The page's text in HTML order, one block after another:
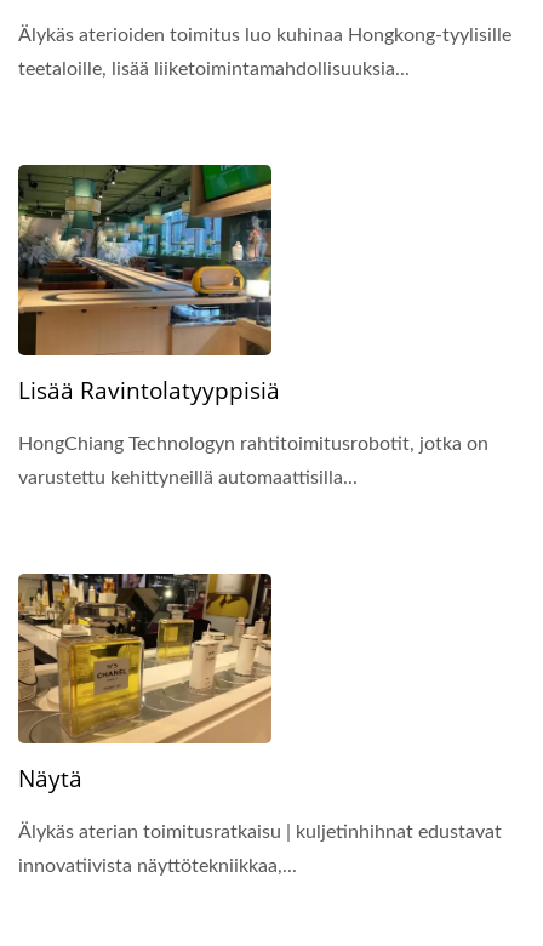
Älykäs aterioiden toimitus luo kuhinaa Hongkong-tyylisille
teetaloille, lisää liiketoimintamahdollisuuksia...
Lisää Ravintolatyyppisiä
HongChiang Technologyn rahtitoimitusrobotit, jotka on
varustettu kehittyneillä automaattisilla...
Näytä
Älykäs aterian toimitusratkaisu | kuljetinhihnat edustavat
innovatiivista näyttötekniikkaa,...